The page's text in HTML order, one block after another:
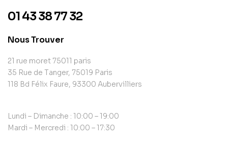
01 43 38 77 32
Nous Trouver
21 rue moret 75011 paris
35 Rue de Tanger, 75019 Paris
118 Bd Félix Faure, 93300 Aubervilliers
Lundi – Dimanche : 10:00 – 19:00
Mardi – Mercredi : 10:00 – 17:30